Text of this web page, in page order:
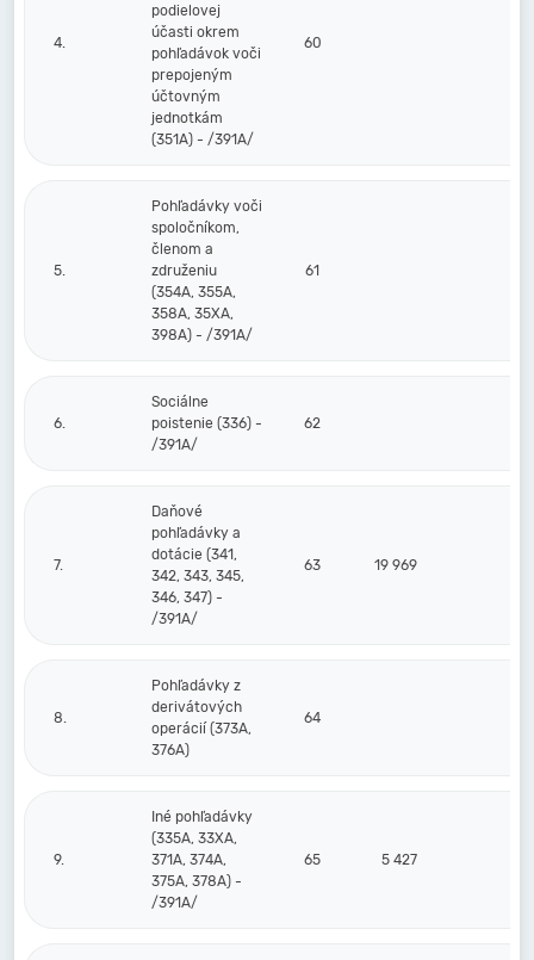
4.
podielovej
účasti okrem
pohľadávok voči
prepojeným
účtovným
jednotkám
(351A) - /391A/
60
5.
Pohľadávky voči
spoločníkom,
členom a
združeniu
(354A, 355A,
358A, 35XA,
398A) - /391A/
61
6.
Sociálne
poistenie (336) -
/391A/
62
7.
Daňové
pohľadávky a
dotácie (341,
342, 343, 345,
346, 347) -
/391A/
63 19 969
8.
Pohľadávky z
derivátových
operácií (373A,
376A)
64
9.
Iné pohľadávky
(335A, 33XA,
371A, 374A,
375A, 378A) -
/391A/
65 5 427